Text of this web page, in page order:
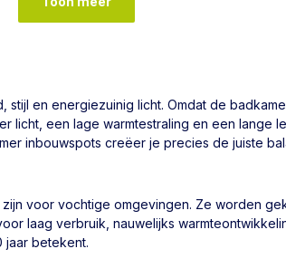
en energiezuinig licht. Omdat de
licht, een lage warmtestraling en een lange
inbouwspots creëer je precies de juiste
voor vochtige omgevingen. Ze worden
laag verbruik, nauwelijks
jaar betekent.